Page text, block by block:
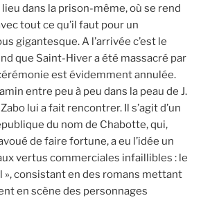
dans la prison-même, où se rend
tout ce qu’il faut pour un
gigantesque. A l’arrivée c’est le
que Saint-Hiver a été massacré par
est évidemment annulée.
entre peu à peu dans la peau de J.
lui a fait rencontrer. Il s’agit d’un
du nom de Chabotte, qui,
de faire fortune, a eu l’idée un
vertus commerciales infaillibles : le
», consistant en des romans mettant
en scène des personnages